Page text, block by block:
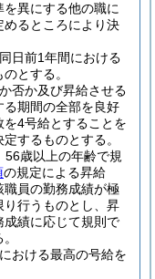
異にする他の職に
るところにより決
日前1年間における
とする。
否か及び昇給させる
る期間の全部を良好
4号給とすることを
するものとする。
歳以上の年齢で規
の規定による昇給
職員の勤務成績が極
行うものとし、昇
績に応じて規則で
おける最高の号給を